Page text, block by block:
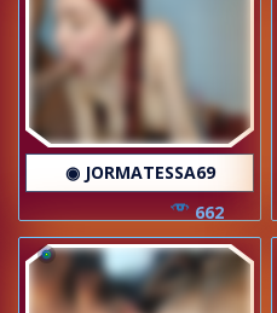
◉ JORMATESSA69
662